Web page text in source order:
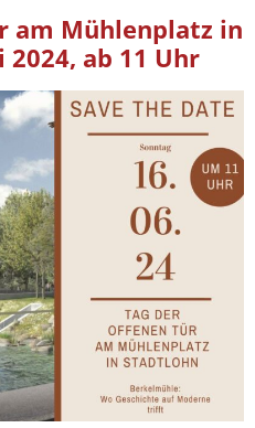
am Mühlenplatz in
ab 11 Uhr